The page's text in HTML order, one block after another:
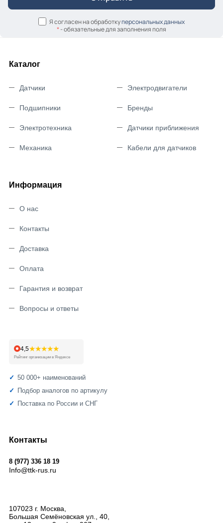
Я согласен на обработкуперсональных данных
*- обязательные для заполнения поля
Каталог
Датчики
Подшипники
Электротехника
Механика
Электродвигатели
Бренды
Датчики приближения
Кабели для датчиков
Информация
О нас
Контакты
Доставка
Оплата
Гарантия и возврат
Вопросы и ответы
4,5★★★★★
Рейтинг организации в Яндексе
50 000+ наименований
Подбор аналогов по артикулу
Поставка по России и СНГ
Контакты
8 (977) 336 18 19
Info@ttk-rus.ru
107023 г. Москва,
Большая Семёновская ул., 40,